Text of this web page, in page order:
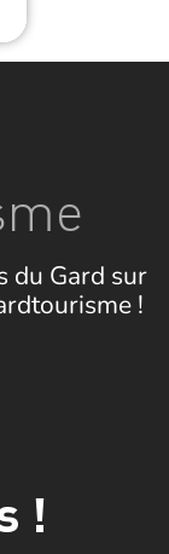
du Gard sur
!
!